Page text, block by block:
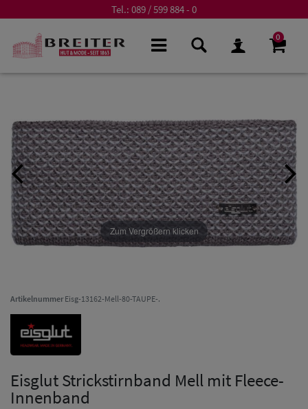
Tel.: 089 / 599 884 - 0
0
Zum Vergrößern klicken
ArtikelnummerEisg-13162-Mell-80-TAUPE-.
Eisglut Strickstirnband Mell mit Fleece-
Innenband